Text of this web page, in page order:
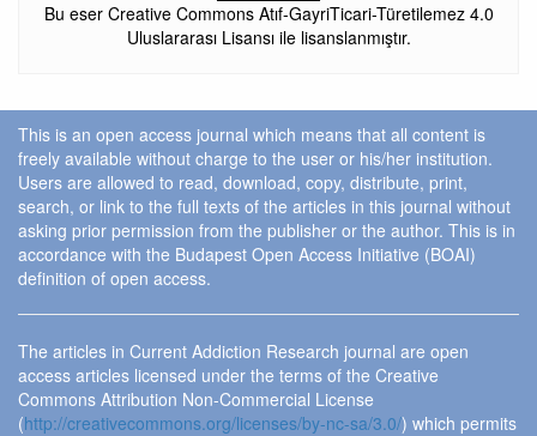
Bu eser Creative Commons Atıf-GayriTicari-Türetilemez 4.0
Uluslararası Lisansı ile lisanslanmıştır.
This is an open access journal which means that all content is
freely available without charge to the user or his/her institution.
Users are allowed to read, download, copy, distribute, print,
search, or link to the full texts of the articles in this journal without
asking prior permission from the publisher or the author. This is in
accordance with the Budapest Open Access Initiative (BOAI)
definition of open access.
The articles in Current Addiction Research journal are open
access articles licensed under the terms of the Creative
Commons Attribution Non-Commercial License
(http://creativecommons.org/licenses/by-nc-sa/3.0/) which permits